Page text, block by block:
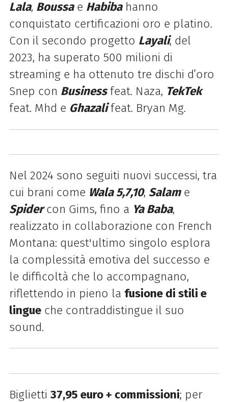
Lala, Boussae Habibahanno
conquistato certificazioni oro e platino.
Con il secondo progetto Layali, del
2023, ha superato 500 milioni di
streaming e ha ottenuto tre dischi d’oro
Snep con Businessfeat. Naza, TekTek
feat. Mhd e Ghazalifeat. Bryan Mg.
Nel 2024 sono seguiti nuovi successi, tra
cui brani come Wala 5,7,10, Salame
Spidercon Gims, fino a Ya Baba,
realizzato in collaborazione con French
Montana: quest'ultimo singolo esplora
la complessità emotiva del successo e
le difficoltà che lo accompagnano,
riflettendo in pieno la fusione di stili e
lingueche contraddistingue il suo
sound.
Biglietti 37,95 euro + commissioni; per